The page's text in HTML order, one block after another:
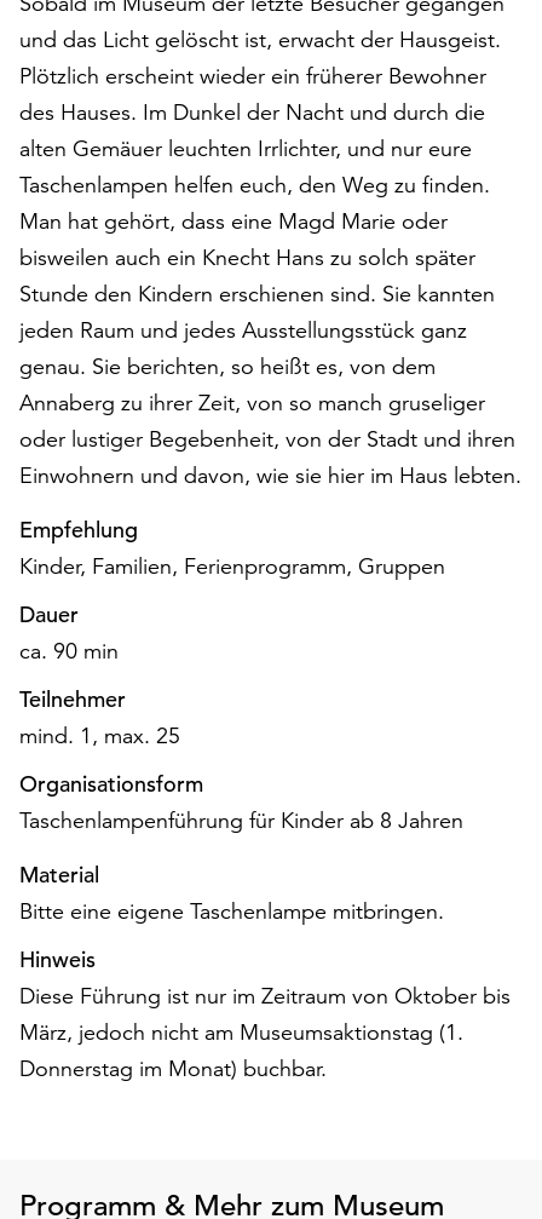
„Alle
akzeptieren“,
um
alle
Cookies
zu
akzeptieren.
Sie
Ihr
Einverständnis
jederzeit
ändern
und
widerrufen.
Dafür
Ihnen
am
Ende
der
Seite
die
Schaltfläche
„Cookie-
Einstellungen“
zur
Verfügung.
Funktionale
Cookies
werden
auch
ohne
Ihr
Einverständnis
weiterhin
ausgeführt.
Cookies
und das Licht gelöscht ist, erwacht der Hausgeist.
Plötzlich erscheint wieder ein früherer Bewohner
des Hauses. Im Dunkel der Nacht und durch die
alten Gemäuer leuchten Irrlichter, und nur eure
Taschenlampen helfen euch, den Weg zu finden.
Man hat gehört, dass eine Magd Marie oder
bisweilen auch ein Knecht Hans zu solch später
Stunde den Kindern erschienen sind. Sie kannten
jeden Raum und jedes Ausstellungsstück ganz
genau. Sie berichten, so heißt es, von dem
Annaberg zu ihrer Zeit, von so manch gruseliger
oder lustiger Begebenheit, von der Stadt und ihren
Einwohnern und davon, wie sie hier im Haus lebten.
Empfehlung
Kinder, Familien, Ferienprogramm, Gruppen
Dauer
ca. 90 min
Teilnehmer
mind. 1, max. 25
Organisationsform
Taschenlampenführung für Kinder ab 8 Jahren
Material
Bitte eine eigene Taschenlampe mitbringen.
Hinweis
Diese Führung ist nur im Zeitraum von Oktober bis
März, jedoch nicht am Museumsaktionstag (1.
Donnerstag im Monat) buchbar.
Programm & Mehr zum Museum